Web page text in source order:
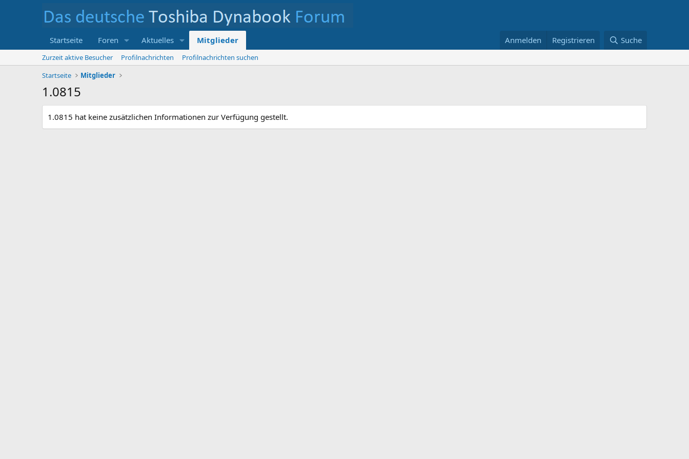
Startseite Foren Aktuelles Mitglieder Anmelden Registrieren Suche
Zurzeit aktive Besucher Profilnachrichten
Profilnachrichten suchen
Startseite
Mitglieder
1.0815
1.0815 hat keine zusätzlichen Informationen zur Verfügung gestellt.